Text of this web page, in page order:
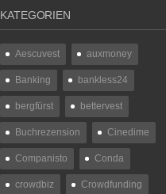
KATEGORIEN
Aescuvest auxmoney
Banking bankless24
bergfürst bettervest
Buchrezension Cinedime
Companisto Conda
crowdbiz Crowdfunding